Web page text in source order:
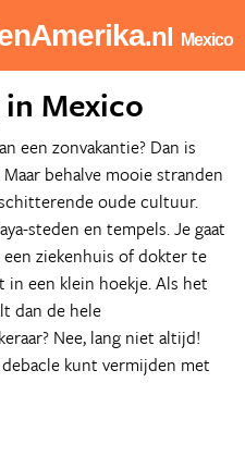
.nl Mexico
Mexico
een zonvakantie? Dan is
behalve mooie stranden
oude cultuur.
steden en tempels. Je gaat
ziekenhuis of dokter te
in een klein hoekje. Als het
dan de hele
Nee, lang niet altijd!
kunt vermijden met